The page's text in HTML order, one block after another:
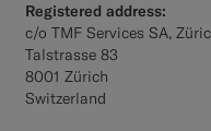
Registered address:
c/o TMF Services SA,
Talstrasse 83
8001 Zürich
Switzerland